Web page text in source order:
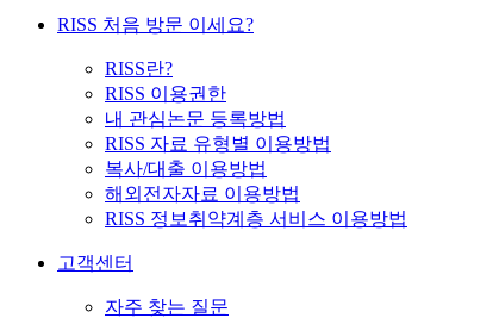
RISS 처음 방문 이세요?
RISS란?
RISS 이용권한
내 관심논문 등록방법
RISS 자료 유형별 이용방법
복사/대출 이용방법
해외전자자료 이용방법
RISS 정보취약계층 서비스 이용방법
고객센터
자주 찾는 질문